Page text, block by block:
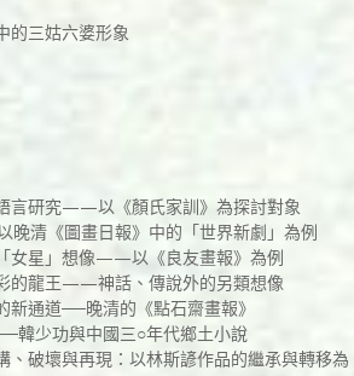
的三姑六婆形象
言研究——以《顏氏家訓》為探討對象
清《圖畫日報》中的「世界新劇」為例
女星」想像——以《良友畫報》為例
的龍王——神話、傳說外的另類想像
新通道──晚清的《點石齋畫報》
韓少功與中國三○年代鄉土小說
、破壞與再現：以林斯諺作品的繼承與轉移為